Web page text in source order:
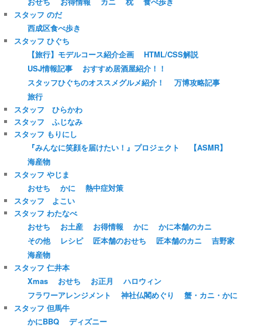
スタッフ のだ
西成区食べ歩き
スタッフ ひぐち
【旅行】モデルコース紹介企画
HTML/CSS解説
USJ情報記事
おすすめ居酒屋紹介！！
スタッフひぐちのオススメグルメ紹介！
万博攻略記事
旅行
スタッフ ひらかわ
スタッフ ふじなみ
スタッフ もりにし
『みんなに笑顔を届けたい！』プロジェクト
【ASMR】
海産物
スタッフ やじま
おせち
かに
熱中症対策
スタッフ よこい
スタッフ わたなべ
おせち
お土産 お得情報 かに
かに本舗のカニ
その他
レシピ 匠本舗のおせち 匠本舗のカニ
吉野家
海産物
スタッフ 仁井本
Xmas
おせち お正月
ハロウィン
フラワーアレンジメント
神社仏閣めぐり
蟹・カニ・かに
スタッフ 但馬牛
かにBBQ
ディズニー